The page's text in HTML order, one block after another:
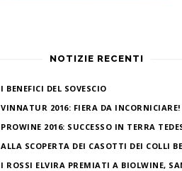
NOTIZIE RECENTI
I BENEFICI DEL SOVESCIO
VINNATUR 2016: FIERA DA INCORNICIARE!
PROWINE 2016: SUCCESSO IN TERRA
ALLA SCOPERTA DEI CASOTTI DEI COLLI
I ROSSI ELVIRA PREMIATI A BIOLWINE,